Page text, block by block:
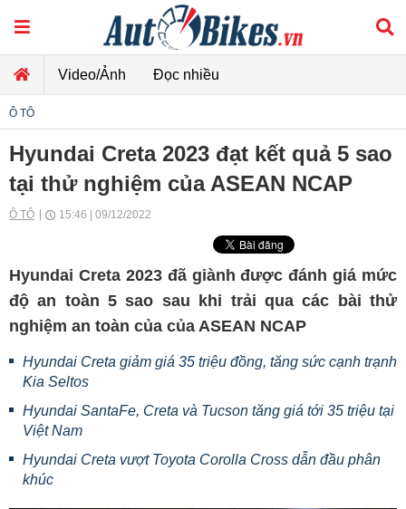
Video/Ảnh Đọc nhiều
Ô TÔ
Hyundai Creta 2023 đạt kết quả 5 sao
tại thử nghiệm của ASEAN NCAP
Ô TÔ 15:46 | 09/12/2022
Hyundai Creta 2023 đã giành được đánh giá mức
độ an toàn 5 sao sau khi trải qua các bài thử
nghiệm an toàn của của ASEAN NCAP
Hyundai Creta giảm giá 35 triệu đồng, tăng sức cạnh trạnh
Kia Seltos
Hyundai SantaFe, Creta và Tucson tăng giá tới 35 triệu tại
Việt Nam
Hyundai Creta vượt Toyota Corolla Cross dẫn đầu phân
khúc